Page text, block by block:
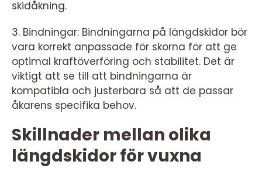
skidåkning.
3. Bindningar: Bindningarna på längdskidor bör
vara korrekt anpassade för skorna för att ge
optimal kraftöverföring och stabilitet. Det är
viktigt att se till att bindningarna är
kompatibla och justerbara så att de passar
åkarens specifika behov.
Skillnader mellan olika
längdskidor för vuxna